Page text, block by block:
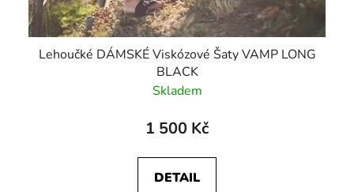
Lehoučké DÁMSKÉ Viskózové Šaty VAMP LONG
BLACK
Skladem
1 500 Kč
DETAIL